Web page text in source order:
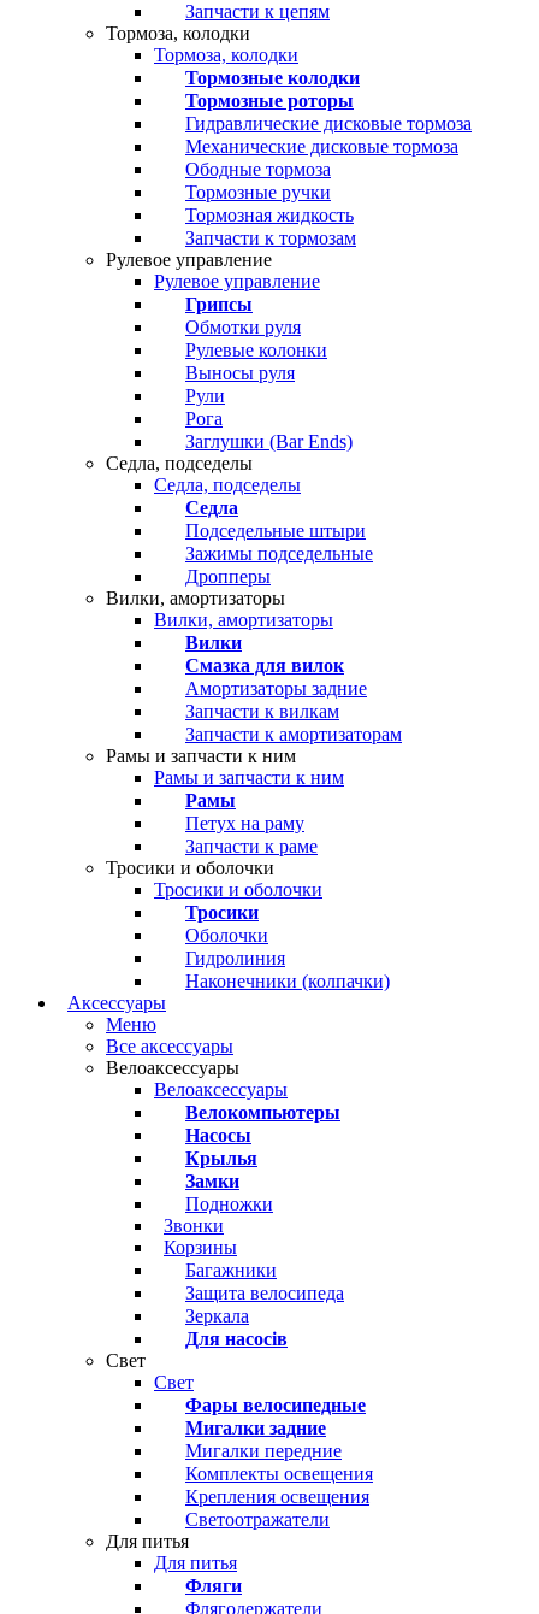
Запчасти к цепям
Тормоза, колодки
Тормоза, колодки
Тормозные колодки
Тормозные роторы
Гидравлические дисковые тормоза
Механические дисковые тормоза
Ободные тормоза
Тормозные ручки
Тормозная жидкость
Запчасти к тормозам
Рулевое управление
Рулевое управление
Грипсы
Обмотки руля
Рулевые колонки
Выносы руля
Рули
Рога
Заглушки (Bar Ends)
Седла, подседелы
Седла, подседелы
Седла
Подседельные штыри
Зажимы подседельные
Дропперы
Вилки, амортизаторы
Вилки, амортизаторы
Вилки
Смазка для вилок
Амортизаторы задние
Запчасти к вилкам
Запчасти к амортизаторам
Рамы и запчасти к ним
Рамы и запчасти к ним
Рамы
Петух на раму
Запчасти к раме
Тросики и оболочки
Тросики и оболочки
Тросики
Оболочки
Гидролиния
Наконечники (колпачки)
Аксессуары
Меню
Все аксессуары
Велоаксессуары
Велоаксессуары
Велокомпьютеры
Насосы
Крылья
Замки
Подножки
Звонки
Корзины
Багажники
Защита велосипеда
Зеркала
Для насосів
Свет
Свет
Фары велосипедные
Мигалки задние
Мигалки передние
Комплекты освещения
Крепления освещения
Светоотражатели
Для питья
Для питья
Фляги
Флягодержатели